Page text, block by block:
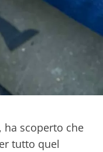
ha scoperto che
tutto quel